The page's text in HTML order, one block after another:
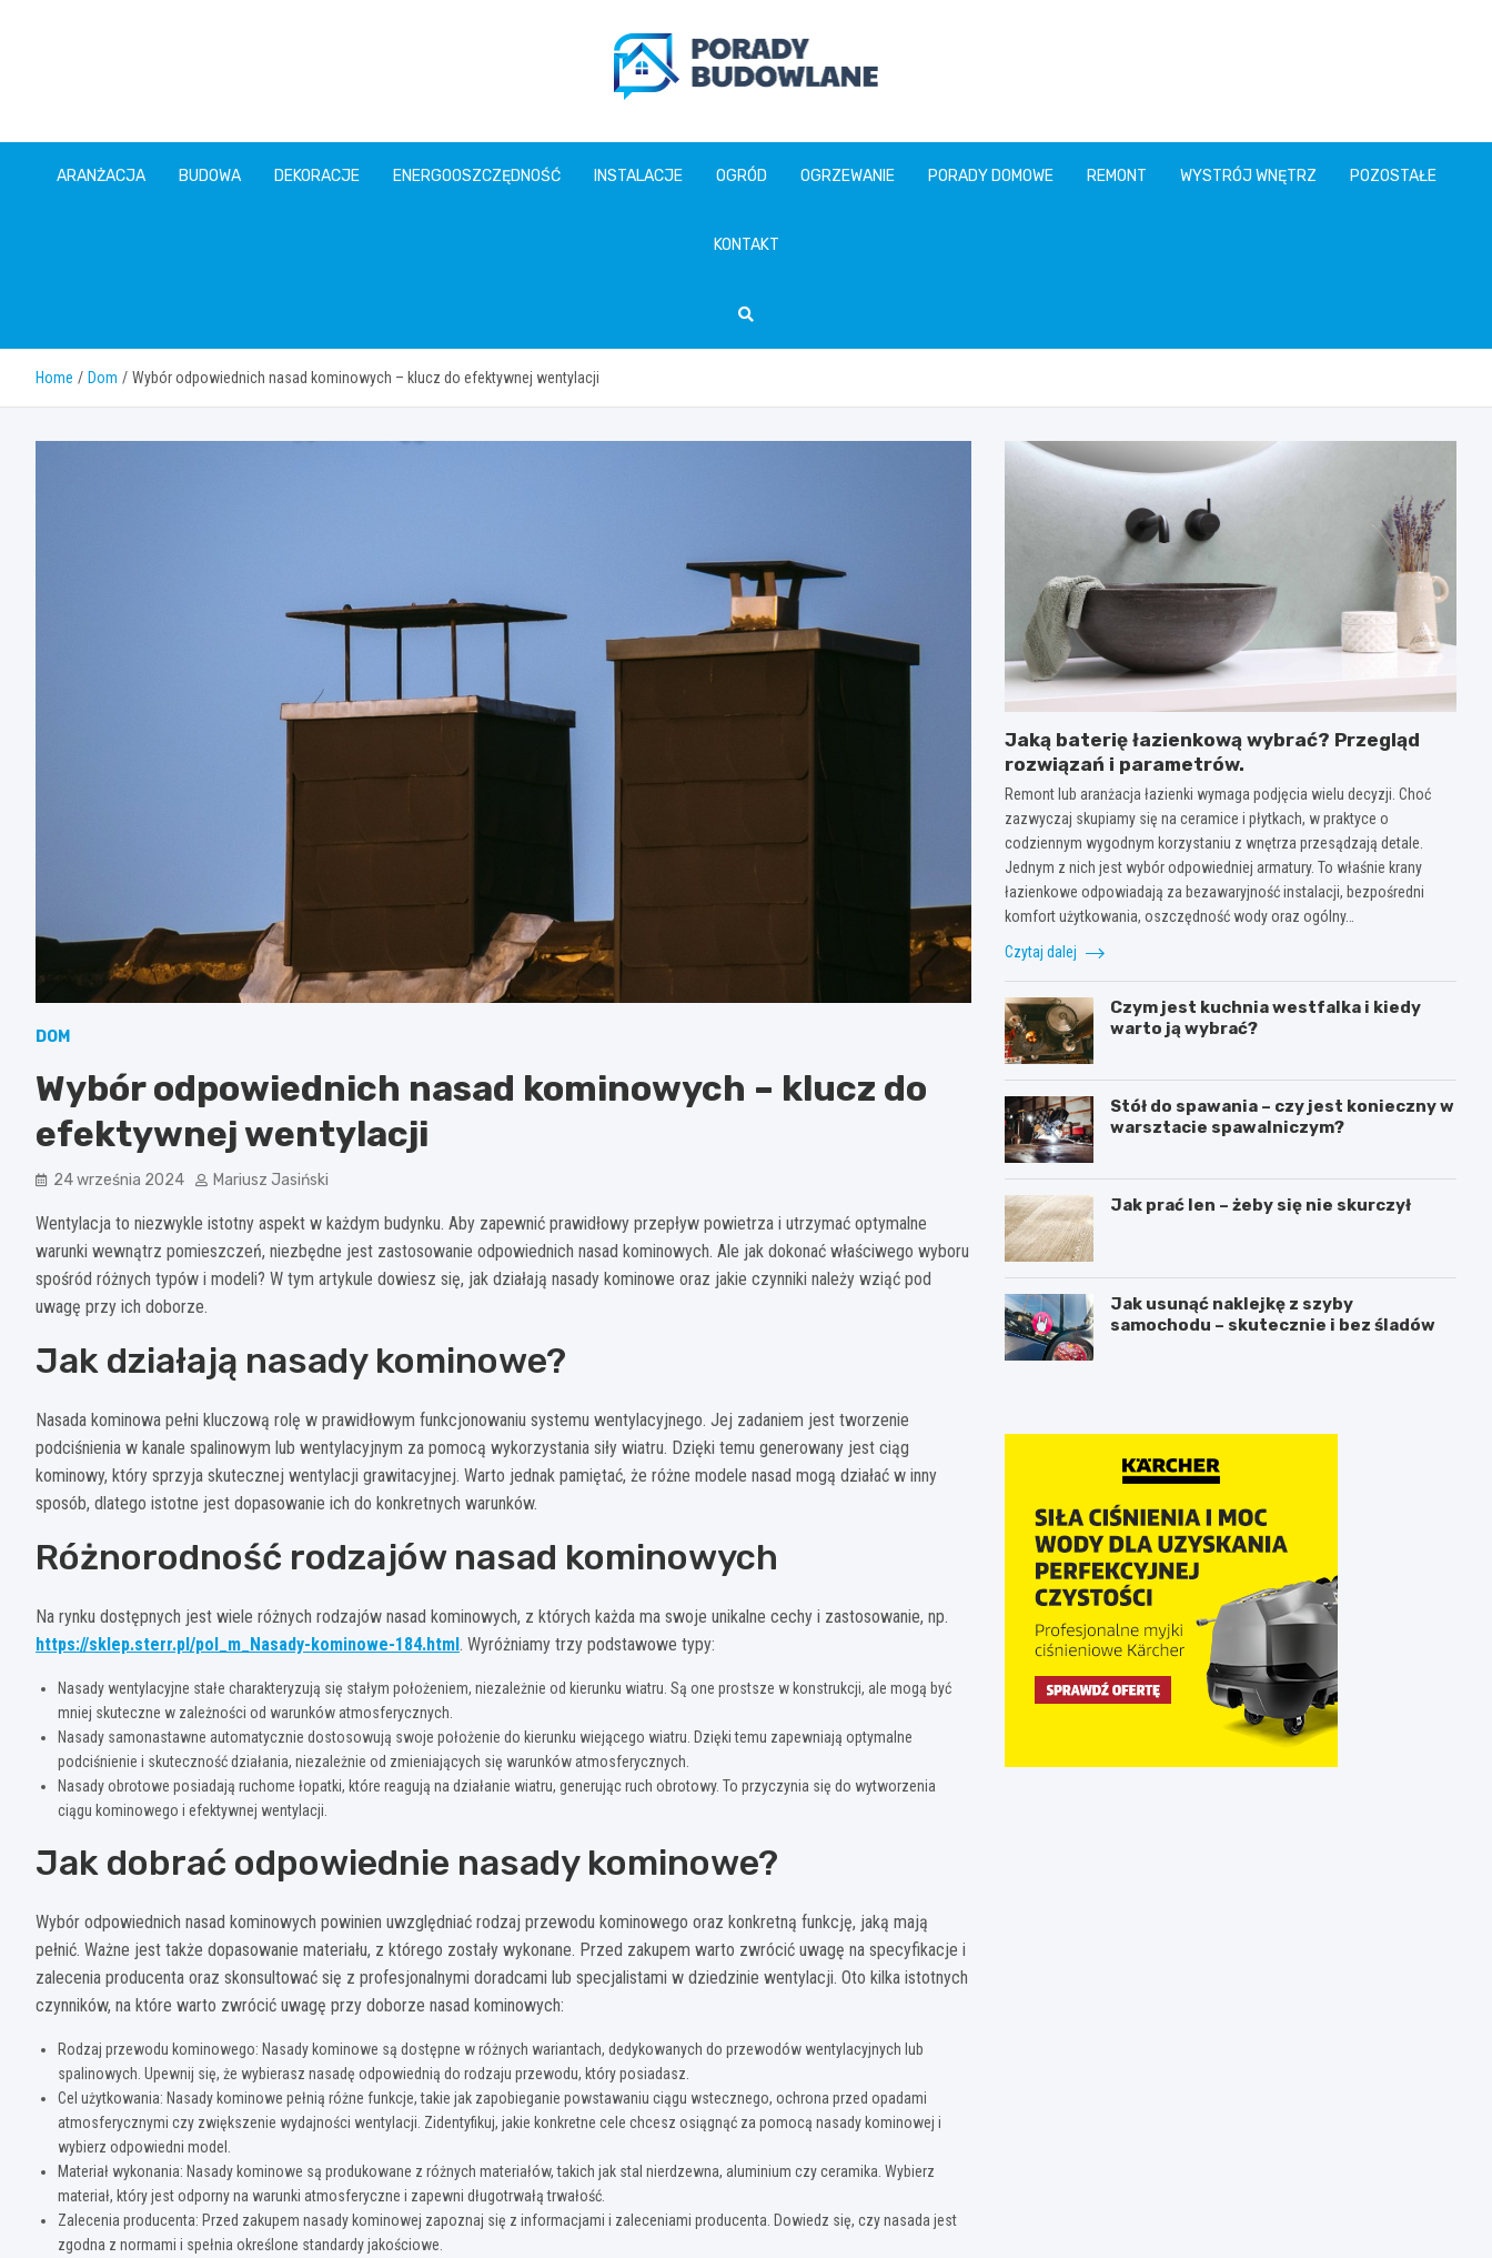
poradybudowlane.pl
ARANŻACJA BUDOWA DEKORACJE ENERGOOSZCZĘDNOŚĆ INSTALACJE OGRÓD OGRZEWANIE PORADY DOMOWE REMONT WYSTRÓJ WNĘTRZ POZOSTAŁE
KONTAKT
Home Dom Wybór odpowiednich nasad kominowych – klucz do efektywnej wentylacji
DOM
Wybór odpowiednich nasad kominowych – klucz do
efektywnej wentylacji
24 września 2024 Mariusz Jasiński
Wentylacja to niezwykle istotny aspekt w każdym budynku. Aby zapewnić prawidłowy przepływ powietrza i utrzymać optymalne
warunki wewnątrz pomieszczeń, niezbędne jest zastosowanie odpowiednich nasad kominowych. Ale jak dokonać właściwego wyboru
spośród różnych typów i modeli? W tym artykule dowiesz się, jak działają nasady kominowe oraz jakie czynniki należy wziąć pod
uwagę przy ich doborze.
Jak działają nasady kominowe?
Nasada kominowa pełni kluczową rolę w prawidłowym funkcjonowaniu systemu wentylacyjnego. Jej zadaniem jest tworzenie
podciśnienia w kanale spalinowym lub wentylacyjnym za pomocą wykorzystania siły wiatru. Dzięki temu generowany jest ciąg
kominowy, który sprzyja skutecznej wentylacji grawitacyjnej. Warto jednak pamiętać, że różne modele nasad mogą działać w inny
sposób, dlatego istotne jest dopasowanie ich do konkretnych warunków.
Różnorodność rodzajów nasad kominowych
Na rynku dostępnych jest wiele różnych rodzajów nasad kominowych, z których każda ma swoje unikalne cechy i zastosowanie, np.
https://sklep.sterr.pl/pol_m_Nasady-kominowe-184.html. Wyróżniamy trzy podstawowe typy:
Nasady wentylacyjne stałe charakteryzują się stałym położeniem, niezależnie od kierunku wiatru. Są one prostsze w konstrukcji, ale mogą być
mniej skuteczne w zależności od warunków atmosferycznych.
Nasady samonastawne automatycznie dostosowują swoje położenie do kierunku wiejącego wiatru. Dzięki temu zapewniają optymalne
podciśnienie i skuteczność działania, niezależnie od zmieniających się warunków atmosferycznych.
Nasady obrotowe posiadają ruchome łopatki, które reagują na działanie wiatru, generując ruch obrotowy. To przyczynia się do wytworzenia
ciągu kominowego i efektywnej wentylacji.
Jak dobrać odpowiednie nasady kominowe?
Wybór odpowiednich nasad kominowych powinien uwzględniać rodzaj przewodu kominowego oraz konkretną funkcję, jaką mają
pełnić. Ważne jest także dopasowanie materiału, z którego zostały wykonane. Przed zakupem warto zwrócić uwagę na specyfikacje i
zalecenia producenta oraz skonsultować się z profesjonalnymi doradcami lub specjalistami w dziedzinie wentylacji. Oto kilka istotnych
czynników, na które warto zwrócić uwagę przy doborze nasad kominowych:
Rodzaj przewodu kominowego: Nasady kominowe są dostępne w różnych wariantach, dedykowanych do przewodów wentylacyjnych lub
spalinowych. Upewnij się, że wybierasz nasadę odpowiednią do rodzaju przewodu, który posiadasz.
Cel użytkowania: Nasady kominowe pełnią różne funkcje, takie jak zapobieganie powstawaniu ciągu wstecznego, ochrona przed opadami
atmosferycznymi czy zwiększenie wydajności wentylacji. Zidentyfikuj, jakie konkretne cele chcesz osiągnąć za pomocą nasady kominowej i
wybierz odpowiedni model.
Materiał wykonania: Nasady kominowe są produkowane z różnych materiałów, takich jak stal nierdzewna, aluminium czy ceramika. Wybierz
materiał, który jest odporny na warunki atmosferyczne i zapewni długotrwałą trwałość.
Zalecenia producenta: Przed zakupem nasady kominowej zapoznaj się z informacjami i zaleceniami producenta. Dowiedz się, czy nasada jest
zgodna z normami i spełnia określone standardy jakościowe.
Jaką baterię łazienkową wybrać? Przegląd
rozwiązań i parametrów.
Remont lub aranżacja łazienki wymaga podjęcia wielu decyzji. Choć
zazwyczaj skupiamy się na ceramice i płytkach, w praktyce o
codziennym wygodnym korzystaniu z wnętrza przesądzają detale.
Jednym z nich jest wybór odpowiedniej armatury. To właśnie krany
łazienkowe odpowiadają za bezawaryjność instalacji, bezpośredni
komfort użytkowania, oszczędność wody oraz ogólny…
Czytaj dalej
Czym jest kuchnia westfalka i kiedy
warto ją wybrać?
Stół do spawania – czy jest konieczny w
warsztacie spawalniczym?
Jak prać len – żeby się nie skurczył
Jak usunąć naklejkę z szyby
samochodu – skutecznie i bez śladów